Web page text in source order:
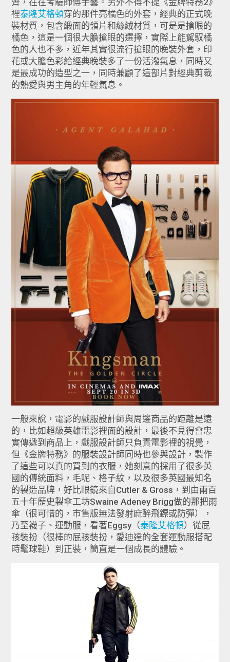
裡泰隆艾格頓穿的那件亮橘色的外套，經典的正式晚
裝材質，包含緞面的領片和絲絨材質，可是是搶眼的
橘色，這是一個很大膽搶眼的選擇，實際上能駕馭橘
色的人也不多，近年其實很流行搶眼的晚裝外套， 印
花或大膽色彩給經典晚裝多了一份活潑氣息， 同時又
是最成功的造型之一， 同時兼顧了這部片對經典剪裁
的熱愛與男主角的年輕氣息。
一般來說，電影的戲服設計師與周邊商品的距離是遠
的，比如超級英雄電影裡面的設計，最後不見得會忠
實傳遞到商品上，戲服設計師只負責電影裡的視覺，
但《金牌特務》的服裝設計師同時也參與設計，製作
了這些可以真的買到的衣服，她刻意的採用了很多英
國的傳統面料，毛呢、格子紋，以及很多英國最知名
的製造品牌，好比眼鏡來自Cutler & Gross，到由兩百
五十年歷史製傘工坊Swaine Adeney Brigg做的那把雨
傘（很可惜的，市售版無法發射麻醉飛鏢或防彈），
乃至襪子、運動服，看著Eggsy（泰隆艾格頓）從屁
孩裝扮（很棒的屁孩裝扮，愛迪達的全套運動服搭配
時髦球鞋）到正裝，簡直是一個成長的體驗。